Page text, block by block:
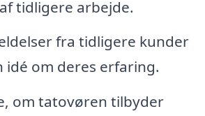
tidligere arbejde.
fra tidligere kunder
idé om deres erfaring.
om tatovøren tilbyder